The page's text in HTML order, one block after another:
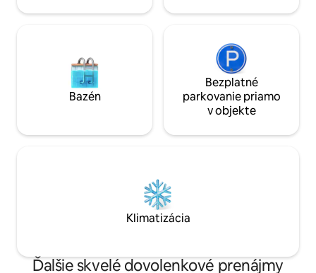
Bazén
Bezplatné
parkovanie priamo
v objekte
Klimatizácia
Ďalšie skvelé dovolenkové prenájmy